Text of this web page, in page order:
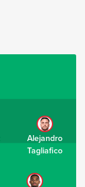
Alejandro
Tagliafico